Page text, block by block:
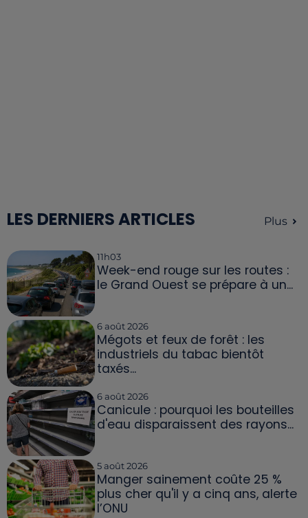
LES DERNIERS ARTICLES Plus
11h03
Week-end rouge sur les routes :
le Grand Ouest se prépare à un...
6 août 2026
Mégots et feux de forêt : les
industriels du tabac bientôt
taxés...
6 août 2026
Canicule : pourquoi les bouteilles
d'eau disparaissent des rayons...
5 août 2026
Manger sainement coûte 25 %
plus cher qu'il y a cinq ans, alerte
l’ONU